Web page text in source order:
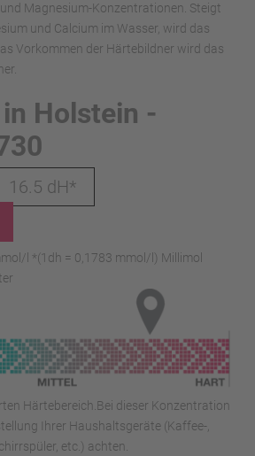
Magnesium-Konzentrationen. Steigt
und Calcium im Wasser, wird das
Vorkommen der Härtebildner wird das
Holstein -
16.5 dH*
l *(1dh = 0,1783 mmol/l) Millimol
Härtebereich.Bei dieser Konzentration
Ihrer Haushaltsgeräte (Kaffee-,
etc.) achten.